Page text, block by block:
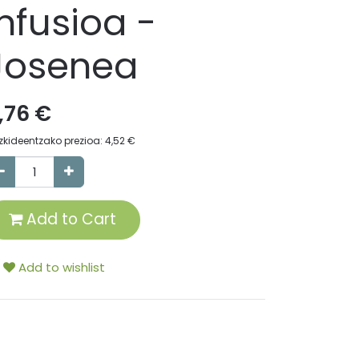
-
€
prezioa: 4,52€
Add to Cart
Add to wishlist